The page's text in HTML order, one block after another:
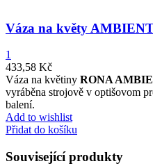
Váza na květy
1
433,58 Kč
Váza na květiny RONA
vyráběna strojově v optišovom
balení.
Add to wishlist
Přidat do košíku
Související produkty